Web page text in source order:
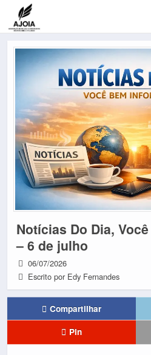
Notícias Do Dia,
– 6 de julho
06/07/2026
Escrito por Edy Fernandes
Compartilhar
Pin